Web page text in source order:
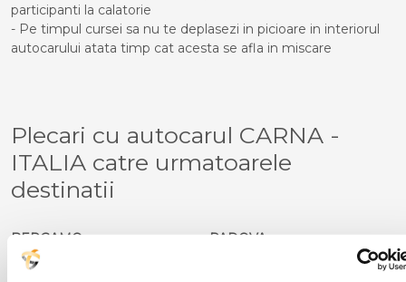
participanti la calatorie
- Pe timpul cursei sa nu te deplasezi in picioare in interiorul
autocarului atata timp cat acesta se afla in miscare
Plecari cu autocarul CARNA -
ITALIA catre urmatoarele
destinatii
BERGAMO
BRESCIA
PADOVA